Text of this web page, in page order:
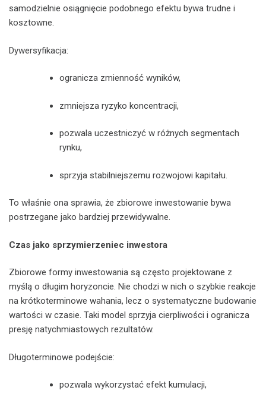
samodzielnie osiągnięcie podobnego efektu bywa trudne i
kosztowne.
Dywersyfikacja:
ogranicza zmienność wyników,
zmniejsza ryzyko koncentracji,
pozwala uczestniczyć w różnych segmentach
rynku,
sprzyja stabilniejszemu rozwojowi kapitału.
To właśnie ona sprawia, że zbiorowe inwestowanie bywa
postrzegane jako bardziej przewidywalne.
Czas jako sprzymierzeniec inwestora
Zbiorowe formy inwestowania są często projektowane z
myślą o długim horyzoncie. Nie chodzi w nich o szybkie reakcje
na krótkoterminowe wahania, lecz o systematyczne budowanie
wartości w czasie. Taki model sprzyja cierpliwości i ogranicza
presję natychmiastowych rezultatów.
Długoterminowe podejście:
pozwala wykorzystać efekt kumulacji,